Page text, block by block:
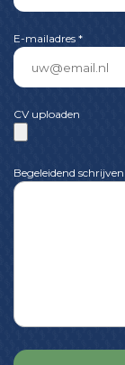
E-mailadres *
CV uploaden
Begeleidend schrijven